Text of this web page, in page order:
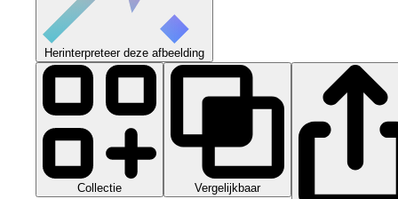
Herinterpreteer deze afbeelding
Collectie Vergelijkbaar